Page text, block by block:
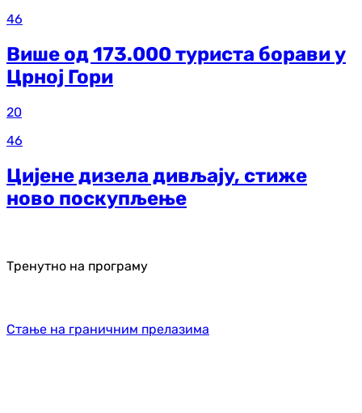
46
Више од 173.000 туриста борави у
Црној Гори
20
46
Цијене дизела дивљају, стиже
ново поскупљење
Тренутно на програму
Стање на граничним прелазима